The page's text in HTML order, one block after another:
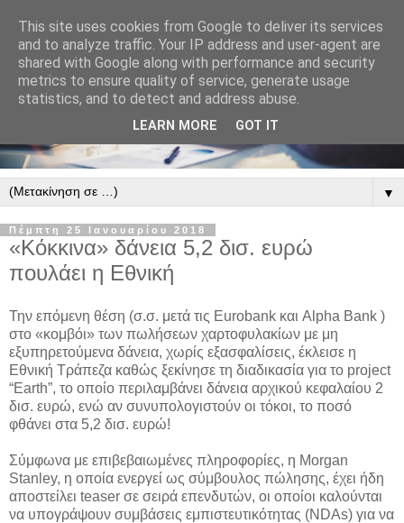
▼
Πέμπτη 25 Ιανουαρίου 2018
«Κόκκινα» δάνεια 5,2 δισ. ευρώ
πουλάει η Εθνική
Την επόμενη θέση (σ.σ. μετά τις Eurobank και Alpha Bank )
στο «κομβόι» των πωλήσεων χαρτοφυλακίων με μη
εξυπηρετούμενα δάνεια, χωρίς εξασφαλίσεις, έκλεισε η
Εθνική Τράπεζα καθώς ξεκίνησε τη διαδικασία για το project
“Earth”, το οποίο περιλαμβάνει δάνεια αρχικού κεφαλαίου 2
δισ. ευρώ, ενώ αν συνυπολογιστούν οι τόκοι, το ποσό
φθάνει στα 5,2 δισ. ευρώ!
Σύμφωνα με επιβεβαιωμένες πληροφορίες, η Morgan
Stanley, η οποία ενεργεί ως σύμβουλος πώλησης, έχει ήδη
αποστείλει teaser σε σειρά επενδυτών, οι οποίοι καλούνται
να υπογράψουν συμβάσεις εμπιστευτικότητας (NDAs) για να
This site uses cookies from Google to deliver its services
and to analyze traffic. Your IP address and user-agent are
shared with Google along with performance and security
metrics to ensure quality of service, generate usage
statistics, and to detect and address abuse.
LEARN MORE GOT IT